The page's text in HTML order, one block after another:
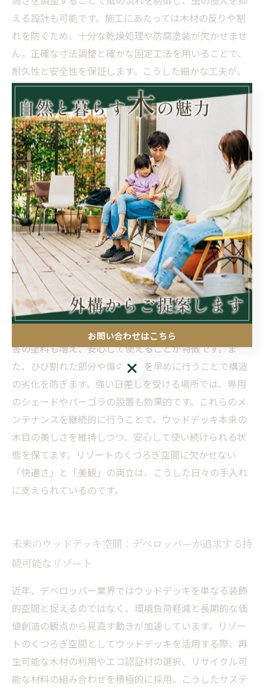
える設計も可能です。施工にあたっては木材の反りや割
れを防ぐため、十分な乾燥処理や防腐塗装が欠かせませ
ん。正確な寸法調整と確かな固定工法を用いることで、
耐久性と安全性を保証します。こうした細かな工夫が、
ウッドデッキをただの床材からリゾートの魅力を引き出
す重要な要素に進化させるのです。結果として、訪れる
人が自然と一体となってくつろげる空間が完成します。
メンテナンスのコツ：美しさと機能を長期間維持する
ために
リゾート風ウッドデッキを長く美しく保つためには定期
的なメンテナンスが欠かせません。自然素材である木材
は紫外線や雨、気温変化の影響を受けやすく、放置する
と色あせや腐朽が進行します。まず、汚れやゴミはこま
めに掃除し、カビや苔の付着を防ぐことが基本です。季
節ごとに防腐剤や防水剤を塗布し、木材の内部に水分が
浸透しないよう保護します。近年は環境に配慮した無公
害の塗料も増え、安心して使えることが特徴です。ま
た、ひび割れた部分や傷の補修を早めに行うことで構造
の劣化を防ぎます。強い日差しを受ける場所では、専用
のシェードやパーゴラの設置も効果的です。これらのメ
ンテナンスを継続的に行うことで、ウッドデッキ本来の
木目の美しさを維持しつつ、安心して使い続けられる状
態を保てます。リゾートのくつろぎ空間に欠かせない
「快適さ」と「美観」の両立は、こうした日々の手入れ
に支えられているのです。
未来のウッドデッキ空間：デベロッパーが追求する持
続可能なリゾート
近年、デベロッパー業界ではウッドデッキを単なる装飾
的空間と捉えるのではなく、環境負荷軽減と長期的な価
値創造の観点から見直す動きが加速しています。リゾー
トのくつろぎ空間としてウッドデッキを活用する際、再
生可能な木材の利用やエコ認証材の選択、リサイクル可
能な材料の組み合わせを積極的に採用。こうしたサステ
お問い合わせはこちら
お問い合わせはこちら